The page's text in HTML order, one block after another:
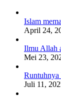
Islam
April 24,
Ilmu Allah
Mei 23,
Runtuhnya
Juli 11,